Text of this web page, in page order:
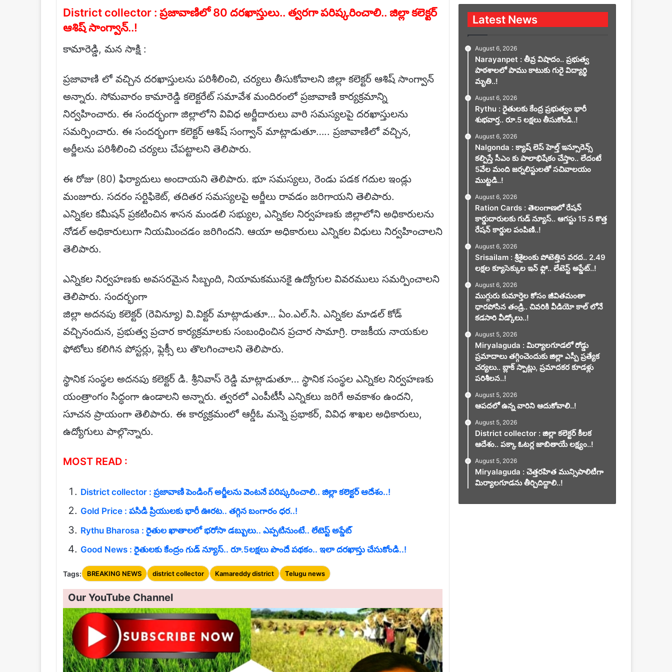
District collector : ప్రజావాణిలో 80 దరఖాస్తులు.. త్వరగా పరిష్కరించాలి.. జిల్లా కలెక్టర్
ఆశిష్ సాంగ్వాన్..!
కామారెడ్డి, మన సాక్షి :
ప్రజావాణి లో వచ్చిన దరఖాస్తులను పరిశీలించి, చర్యలు తీసుకోవాలని జిల్లా కలెక్టర్ ఆశిష్ సాంగ్వాన్
అన్నారు. సోమవారం కామారెడ్డి కలెక్టరేట్ సమావేశ మందిరంలో ప్రజావాణి కార్యక్రమాన్ని
నిర్వహించారు. ఈ సందర్భంగా జిల్లాలోని వివిధ అర్జీదారులు వారి సమస్యలపై దరఖాస్తులను
సమర్పించారు. ఈ సందర్భంగా కలెక్టర్ ఆశిష్ సంగ్వాన్ మాట్లాడుతూ….. ప్రజావాణిలో వచ్చిన,
అర్జీలను పరిశీలించి చర్యలు చేపట్టాలని తెలిపారు.
ఈ రోజు (80) ఫిర్యాదులు అందాయని తెలిపారు. భూ సమస్యలు, రెండు పడక గదుల ఇండ్లు
మంజూరు. సదరం సర్టిఫికెట్, తదితర సమస్యలపై అర్జీలు రావడం జరిగాయని తెలిపారు.
ఎన్నికల కమీషన్ ప్రకటించిన శాసన మండలి సభ్యుల, ఎన్నికల నిర్వహణకు జిల్లాలోని అధికారులను
నోడల్ అధికారులుగా నియమించడం జరిగిందని. ఆయా అధికారులు ఎన్నికల విధులు నిర్వహించాలని
తెలిపారు.
ఎన్నికల నిర్వహణకు అవసరమైన సిబ్బంది, నియామకమునకై ఉద్యోగుల వివరములు సమర్పించాలని
తెలిపారు. సందర్భంగా
జిల్లా అదనపు కలెక్టర్ (రెవిన్యూ) వి.విక్టర్ మాట్లాడుతూ… ఏం.ఎల్.సి. ఎన్నికల మాడల్ కోడ్
వచ్చినందున, ప్రభుత్వ ప్రచార కార్యక్రమాలకు సంబంధించిన ప్రచార సామాగ్రి. రాజకీయ నాయకుల
ఫోటోలు కలిగిన పోస్టర్లు, ఫ్లెక్సీ లు తొలగించాలని తెలిపారు.
స్థానిక సంస్థల అదనపు కలెక్టర్ డి. శ్రీనివాస్ రెడ్డి మాట్లాడుతూ… స్థానిక సంస్థల ఎన్నికల నిర్వహణకు
యంత్రాంగం సిద్ధంగా ఉండాలని అన్నారు. త్వరలో ఎంపీటీసీ ఎన్నికలు జరిగే అవకాశం ఉందని,
సూచన ప్రాయంగా తెలిపారు. ఈ కార్యక్రమంలో ఆర్డీఓ మన్నె ప్రభాకర్, వివిధ శాఖల అధికారులు,
ఉద్యోగులు పాల్గొన్నారు.
MOST READ :
District collector : ప్రజావాణి పెండింగ్ అర్జీలను వెంటనే పరిష్కరించాలి.. జిల్లా కలెక్టర్ ఆదేశం..!
Gold Price : పసిడి ప్రియులకు భారీ ఊరట.. తగ్గిన బంగారం ధర..!
Rythu Bharosa : రైతుల ఖాతాలలో భరోసా డబ్బులు.. ఎప్పటినుంటే.. లేటెస్ట్ అప్డేట్
Good News : రైతులకు కేంద్రం గుడ్ న్యూస్.. రూ.5లక్షలు పొందే పథకం.. ఇలా దరఖాస్తు చేసుకోండి..!
Tags: BREAKING NEWS district collector Kamareddy district Telugu news
Our YouTube Channel
Latest News
August 6, 2026
Narayanpet : తీవ్ర విషాదం.. ప్రభుత్వ
పాఠశాలలో పాము కాటుకు గురై విద్యార్థి
మృతి..!
August 6, 2026
Rythu : రైతులకు కేంద్ర ప్రభుత్వం భారీ
శుభవార్త.. రూ.5 లక్షలు తీసుకోండి..!
August 6, 2026
Nalgonda : క్యాష్ లెస్ హెల్త్ ఇన్సూరెన్స్
కల్పిస్తే సీఎం కు పాలాభిషేకం చేస్తాం.. లేదంటే
5వేల మంది జర్నలిస్టులతో సచివాలయం
ముట్టడి..!
August 6, 2026
Ration Cards : తెలంగాణలో రేషన్
కార్డుదారులకు గుడ్ న్యూస్.. ఆగస్టు 15 న కొత్త
రేషన్ కార్డుల పంపిణి..!
August 6, 2026
Srisailam : శ్రీశైలంకు పోటెత్తిన వరద.. 2.49
లక్షల క్యూసెక్కుల ఇన్ ఫ్లో.. లేటెస్ట్ అప్డేట్..!
August 6, 2026
ముగ్గురు కుమార్తెల కోసం జీవితమంతా
ధారపోసిన తండ్రి.. చివరికి వీడియో కాల్ లోనే
కడసారి వీడ్కోలు..!
August 5, 2026
Miryalaguda : మిర్యాలగూడలో రోడ్డు
ప్రమాదాలు తగ్గించెందుకు జిల్లా ఎస్పీ ప్రత్యేక
చర్యలు.. బ్లాక్ స్పాట్లు, ప్రమాదకర కూడళ్లు
పరిశీలన..!
August 5, 2026
ఆపదలో ఉన్న వారిని ఆదుకోవాలి..!
August 5, 2026
District collector : జిల్లా కలెక్టర్ కీలక
ఆదేశం.. పక్కా ఓటర్ల జాబితాయే లక్ష్యం..!
August 5, 2026
Miryalaguda : చెత్తరహిత మున్సిపాలిటీగా
మిర్యాలగూడను తీర్చిదిద్దాలి..!